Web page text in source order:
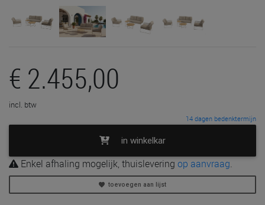
€ 2.455,00
incl. btw
14 dagen bedenktermijn
in winkelkar
Enkel afhaling mogelijk, thuislevering op aanvraag.
toevoegen aan lijst